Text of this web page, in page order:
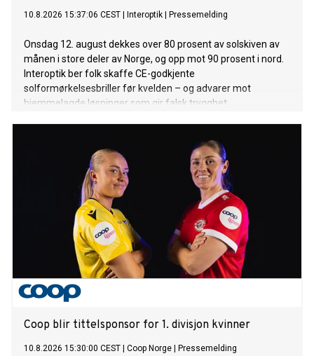
10.8.2026 15:37:06 CEST Interoptik Pressemelding
Onsdag 12. august dekkes over 80 prosent av solskiven av
månen i store deler av Norge, og opp mot 90 prosent i nord.
Interoptik ber folk skaffe CE-godkjente
solformørkelsesbriller før kvelden – og advarer mot
hjemmelagde løsninger som gir falsk trygghet.
Coop blir tittelsponsor for 1. divisjon kvinner
10.8.2026 15:30:00 CEST Coop Norge Pressemelding